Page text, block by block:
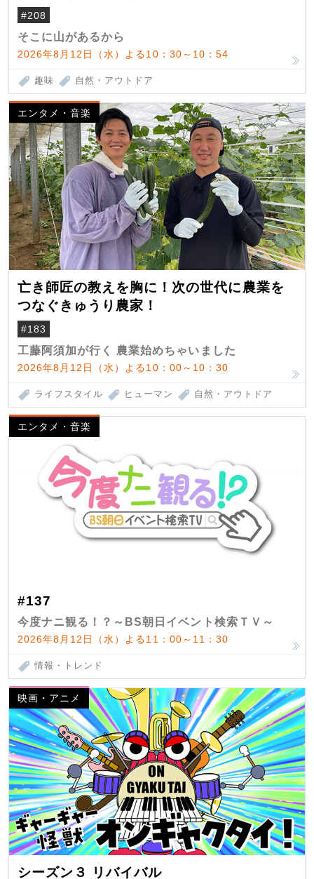
#208
そこに山があるから
2026年8月12日（水）よる10：30～10：54
趣味 自然・アウトドア
エンタメ・音楽
亡き師匠の教えを胸に！次の世代に農業を
つなぐきゅうり農家！
#183
工藤阿須加が行く 農業始めちゃいました
2026年8月12日（水）よる10：00～10：30
ライフスタイル ヒューマン 自然・アウトドア
エンタメ・音楽
#137
今度ナニ観る！？～BS朝日イベント検索ＴＶ～
2026年8月12日（水）よる11：00～11：30
情報・トレンド
映画・アニメ
シーズン３ リバイバル